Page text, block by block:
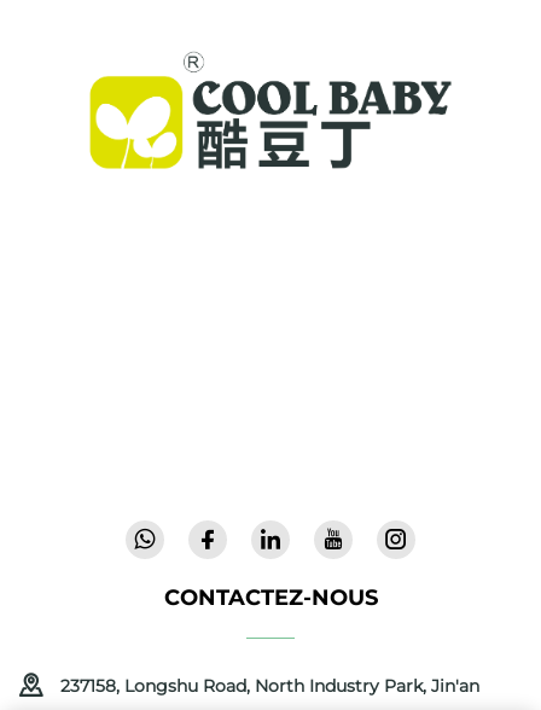
CONTACTEZ-NOUS
237158, Longshu Road, North Industry Park, Jin'an